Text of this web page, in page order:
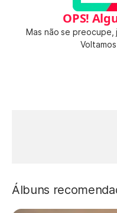
OPS!
Mas não se preocupe,
Álbuns